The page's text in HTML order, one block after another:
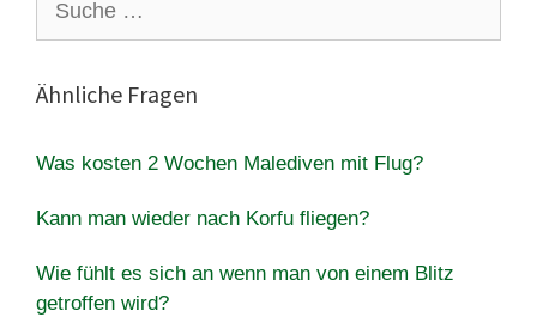
nach:
Ähnliche Fragen
Was kosten 2 Wochen Malediven mit Flug?
Kann man wieder nach Korfu fliegen?
Wie fühlt es sich an wenn man von einem Blitz
getroffen wird?